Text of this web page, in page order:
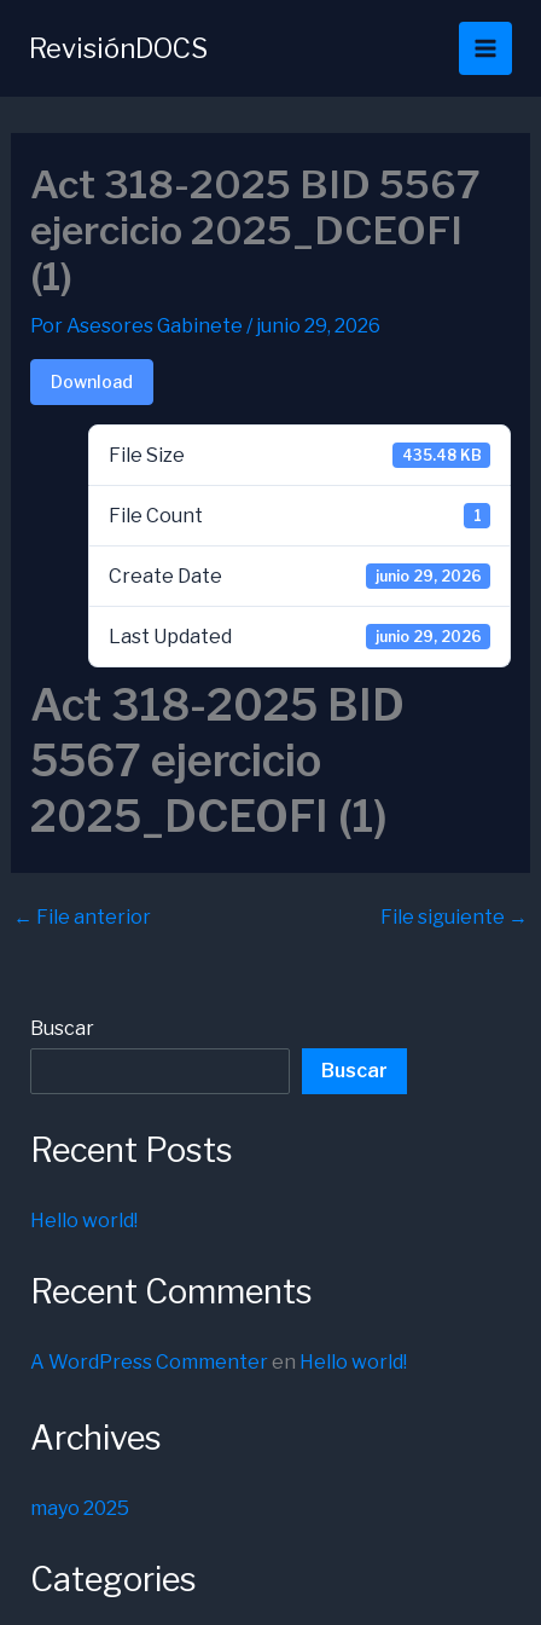
RevisiónDOCS
Act 318-2025 BID 5567
ejercicio 2025_DCEOFI
(1)
PorAsesores Gabinete /junio 29, 2026
Download
File Size 435.48 KB
File Count 1
Create Date junio 29, 2026
Last Updated junio 29, 2026
Act 318-2025 BID
5567 ejercicio
2025_DCEOFI (1)
← File anterior File siguiente →
Buscar
Buscar
Recent Posts
Hello world!
Recent Comments
A WordPress Commenteren Hello world!
Archives
mayo 2025
Categories